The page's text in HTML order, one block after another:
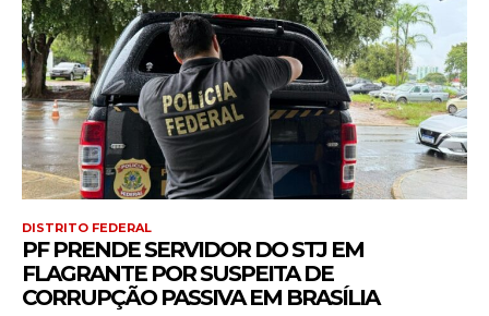
DISTRITO FEDERAL
PF PRENDE SERVIDOR DO STJ EM
FLAGRANTE POR SUSPEITA DE
CORRUPÇÃO PASSIVA EM BRASÍLIA